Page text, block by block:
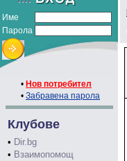
Име
Парола
• Нов потребител
• Забравена парола
Клубове
• Dir.bg
• Взаимопомощ